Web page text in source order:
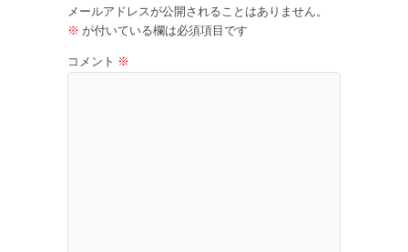
メールアドレスが公開されることはありません。
※ が付いている欄は必須項目です
コメント ※